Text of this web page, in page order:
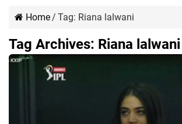
Home/ Tag: Riana lalwani
Tag Archives: Riana lalwani